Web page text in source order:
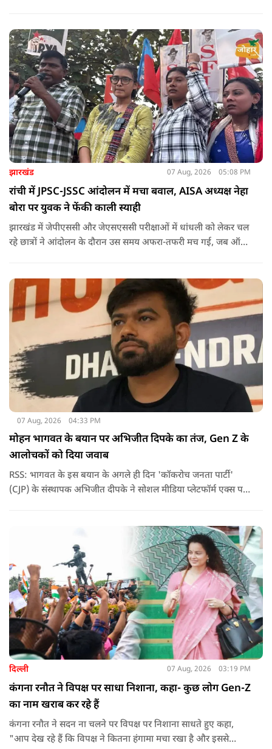
झारखंड 07 Aug, 2026 05:08 PM
रांची में JPSC-JSSC आंदोलन में मचा बवाल, AISA अध्यक्ष नेहा
बोरा पर युवक ने फेंकी काली स्याही
झारखंड में जेपीएससी और जेएसएससी परीक्षाओं में धांधली को लेकर चल
रहे छात्रों ने आंदोलन के दौरान उस समय अफरा-तफरी मच गई, जब ऑल
07 Aug, 2026 04:33 PM
मोहन भागवत के बयान पर अभिजीत दिपके का तंज, Gen Z के
आलोचकों को दिया जवाब
RSS: भागवत के इस बयान के अगले ही दिन 'कॉकरोच जनता पार्टी'
(CJP) के संस्थापक अभिजीत दीपके ने सोशल मीडिया प्लेटफॉर्म एक्स पर
दिल्ली 07 Aug, 2026 03:19 PM
कंगना रनौत ने विपक्ष पर साधा निशाना, कहा- कुछ लोग Gen-Z
का नाम खराब कर रहे हैं
कंगना रनौत ने सदन ना चलने पर विपक्ष पर निशाना साधते हुए कहा,
"आप देख रहे हैं कि विपक्ष ने कितना हंगामा मचा रखा है और इससे